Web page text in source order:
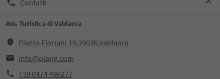
Contatti
Ass. Turistica di Valdaora
Piazza Floriani 19,39030,Valdaora
info@olang.com
+39 0474 496277